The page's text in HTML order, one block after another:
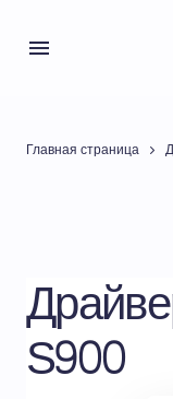
Главная страница
S900